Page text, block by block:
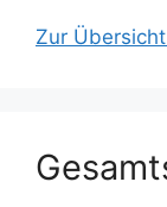
Zur